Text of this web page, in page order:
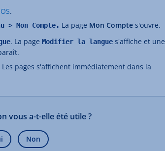
.
> Mon Compte. La page Mon Compte s'ouvre.
. La page Modifier la langue s'affiche et une
pages s'affichent immédiatement dans la
vous a-t-elle été utile ?
Non